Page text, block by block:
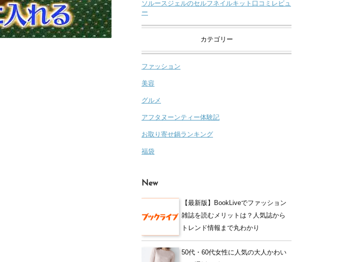
ソルースジェルのセルフネイルキット口コミレビュ
ー
カテゴリー
ファッション
美容
グルメ
アフタヌーンティー体験記
お取り寄せ鍋ランキング
福袋
New
【最新版】BookLiveでファッション
雑誌を読むメリットは？人気誌から
トレンド情報まで丸わかり
50代・60代女性に人気の大人かわい